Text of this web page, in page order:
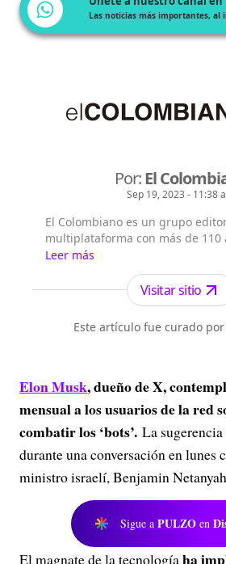
Las noticias más importantes, al
Por:El
Sep 19, 2023 - 11:38
El Colombiano es un grupo
multiplataforma con más de 110
existencia. Nació en la ciudad de
Antioquia. Fundado el 6 de
Francisco de Paula Pérez, se ha
la investigación y generación de
periodísticos para diferentes
que provee a las audiencias de
Leer más
Visitar sitio
Este artículo fue curado
Elon Musk, dueño de X,
mensual a los usuarios de la red
combatir los ‘bots’. La
durante una conversación en lunes
ministro israelí, Benjamin
Sigue a PULZO en
El magnate de la tecnologíaha